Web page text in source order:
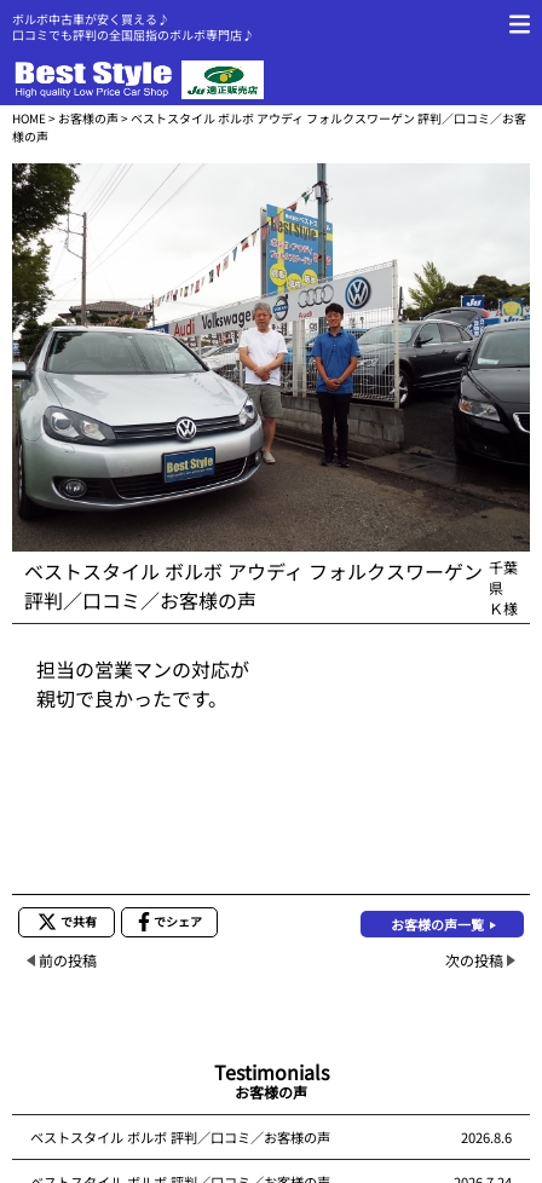
ボルボ中古車が安く買える♪
口コミでも評判の全国屈指のボルボ専門店♪
HOME> お客様の声> ベストスタイル ボルボ アウディ フォルクスワーゲン 評判／口コミ／お客
様の声
ベストスタイル ボルボ アウディ フォルクスワーゲン
評判／口コミ／お客様の声
千葉
県
Ｋ様
担当の営業マンの対応が
親切で良かったです。
で共有 でシェア お客様の声一覧
前の投稿 次の投稿
Testimonials
お客様の声
ベストスタイル ボルボ 評判／口コミ／お客様の声 2026.8.6